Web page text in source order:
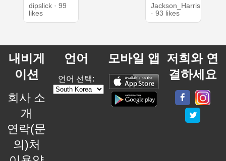
dipslick · 99
likes
Jackson_Harris
· 93 likes
내비게
이션
회사 소
개
연락(문
의)처
언어
언어 선택:
모바일 앱 저희와 연
결하세요